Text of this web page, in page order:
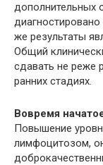
дополнительных
же результаты
Общий
сдавать не реже
ранних стадиях.
Вовремя
Повышение
лимфоцитозом,